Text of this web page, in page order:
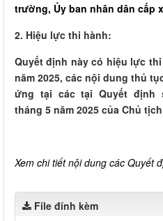
trường, Ủy ban nhân dân cấp
2. Hiệu lực thi hành:
Quyết định này có hiệu lực
năm 2025, các nội dung thủ
ứng tại các tại Quyết định
tháng 5 năm 2025 của Chủ
Xem chi tiết nội dung các Quyết
File đính kèm